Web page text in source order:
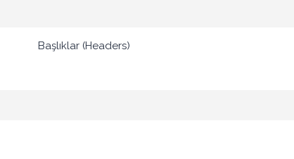
Başlıklar (Headers)